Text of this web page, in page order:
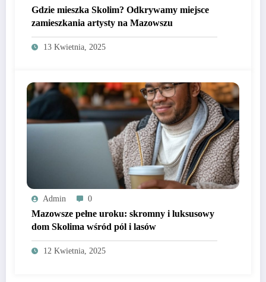
Gdzie mieszka Skolim? Odkrywamy miejsce
zamieszkania artysty na Mazowszu
13 Kwietnia, 2025
Admin 0
Mazowsze pełne uroku: skromny i luksusowy
dom Skolima wśród pól i lasów
12 Kwietnia, 2025